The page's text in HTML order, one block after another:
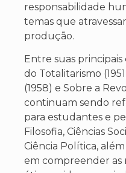
responsabilidade
temas que
produção.
Entre suas principais
do Totalitarismo
(1958) e Sobre a
continuam sendo
para estudantes e
Filosofia, Ciências
Ciência Política,
em compreender as